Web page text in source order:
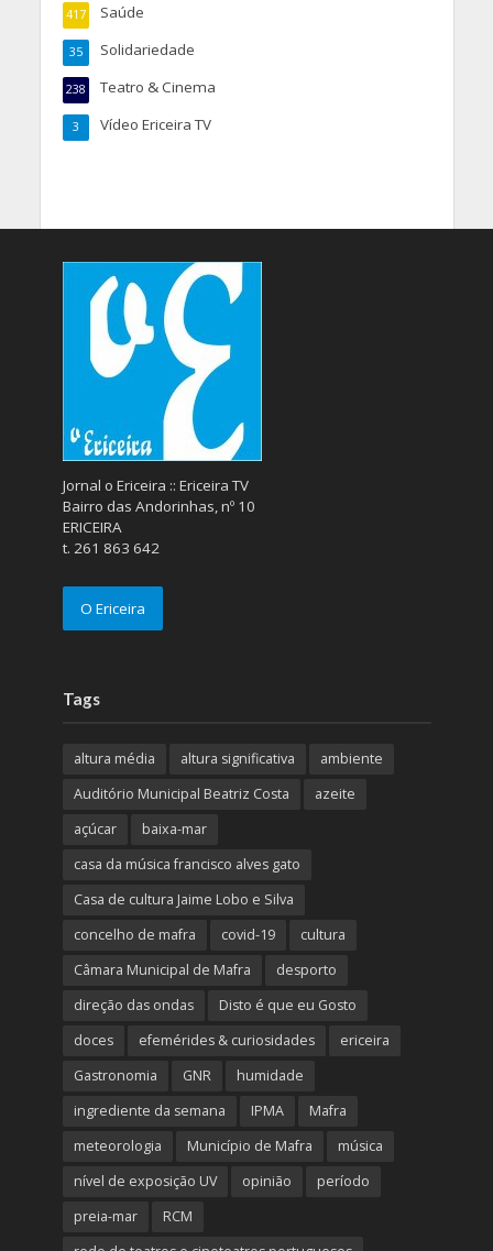
Saúde
417
Solidariedade
35
Teatro & Cinema
238
Vídeo Ericeira TV
3
Jornal o Ericeira :: Ericeira TV
Bairro das Andorinhas, nº 10
ERICEIRA
t. 261 863 642
O Ericeira
Tags
altura média altura significativa
ambiente
Auditório Municipal Beatriz Costa
azeite
açúcar
baixa-mar
casa da música francisco alves gato
Casa de cultura Jaime Lobo e Silva
concelho de mafra
covid-19
cultura
Câmara Municipal de Mafra
desporto
direção das ondas
Disto é que eu Gosto
doces
efemérides & curiosidades
ericeira
Gastronomia
GNR
humidade
ingrediente da semana
IPMA
Mafra
meteorologia
Município de Mafra
música
nível de exposição UV
opinião
período
preia-mar
RCM